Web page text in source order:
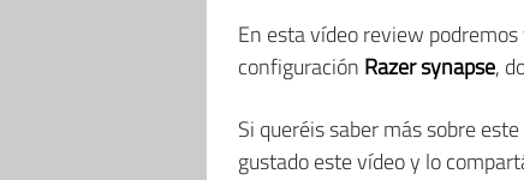
En esta vídeo review
configuración Razer synapse,
Si queréis saber más sobre
gustado este vídeo y lo